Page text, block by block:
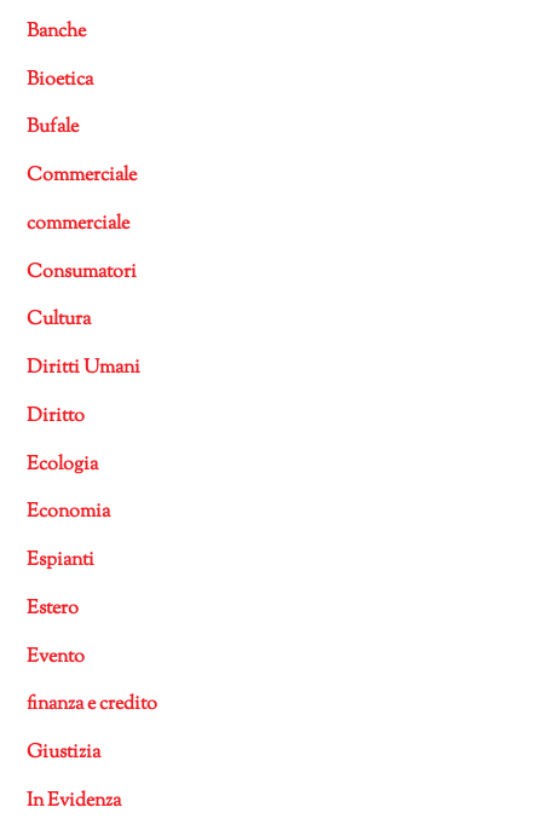
Banche
Bioetica
Bufale
Commerciale
commerciale
Consumatori
Cultura
Diritti Umani
Diritto
Ecologia
Economia
Espianti
Estero
Evento
finanza e credito
Giustizia
In Evidenza